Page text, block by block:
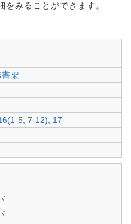
みることができます。
架
5, 7-12), 17